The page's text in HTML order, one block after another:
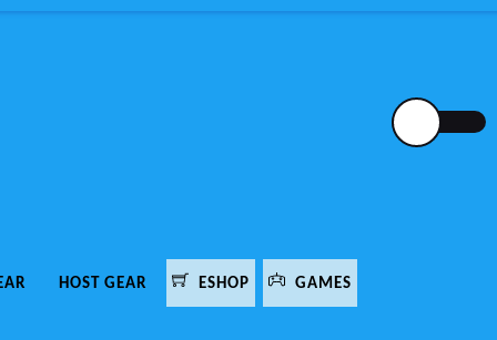
HOST GEAR ESHOP GAMES